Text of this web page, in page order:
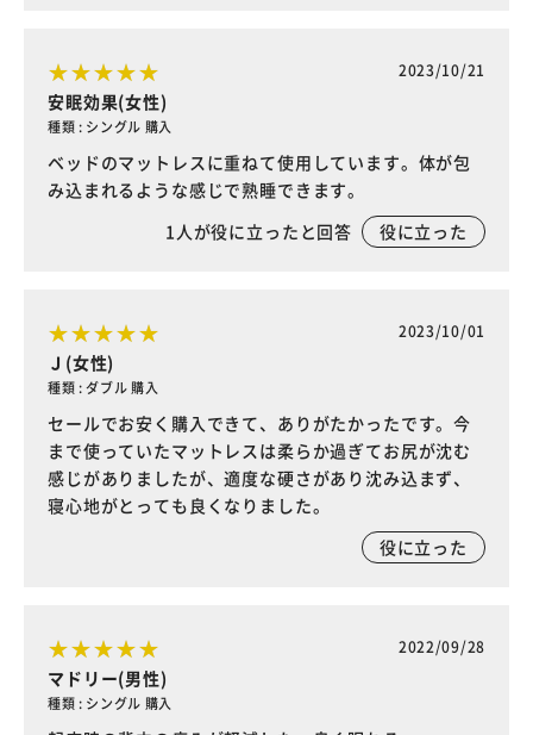
2023/10/21
安眠効果(女性)
種類 : シングル 購入
ベッドのマットレスに重ねて使用しています。体が包
み込まれるような感じで熟睡できます。
1人が役に立ったと回答 役に立った
2023/10/01
Ｊ(女性)
種類 : ダブル 購入
セールでお安く購入できて、ありがたかったです。今
まで使っていたマットレスは柔らか過ぎてお尻が沈む
感じがありましたが、適度な硬さがあり沈み込まず、
寝心地がとっても良くなりました。
役に立った
2022/09/28
マドリー(男性)
種類 : シングル 購入